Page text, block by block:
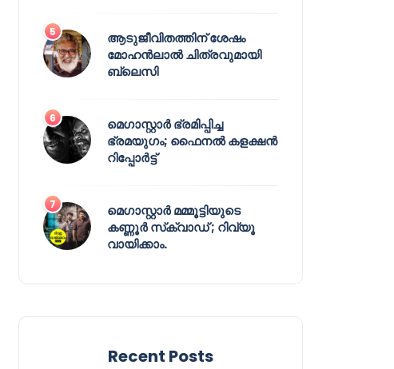
ആടുജീവിതത്തിന് ശേഷം
മോഹൻലാൽ ചിത്രവുമായി
ബ്ലെസി
മെഗാസ്റ്റാർ ഭ്രമിപ്പിച്ച
ഭ്രമയുഗം; ഫൈനൽ കളക്ഷൻ
റിപ്പോർട്ട്
മെഗാസ്റ്റാർ മമ്മൂട്ടിയുടെ
കണ്ണൂർ സ്‌ക്വാഡ് ; റിവ്യൂ
വായിക്കാം.
Recent Posts